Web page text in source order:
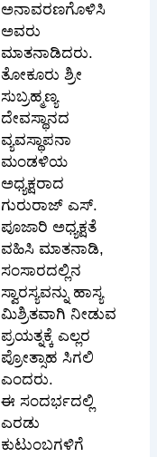
ಅನಾವರಣಗೊಳಿಸಿ
ಅವರು
ಮಾತನಾಡಿದರು.
ತೋಕೂರು ಶ್ರೀ
ಸುಬ್ರಹ್ಮಣ್ಯ
ದೇವಸ್ಥಾನದ
ವ್ಯವಸ್ಥಾಪನಾ
ಮಂಡಳಿಯ
ಅಧ್ಯಕ್ಷರಾದ
ಗುರುರಾಜ್ ಎಸ್.
ಪೂಜಾರಿ ಅಧ್ಯಕ್ಷತೆ
ವಹಿಸಿ ಮಾತನಾಡಿ,
ಸಂಸಾರದಲ್ಲಿನ
ಸ್ವಾರಸ್ಯವನ್ನು ಹಾಸ್ಯ
ಮಿಶ್ರಿತವಾಗಿ ನೀಡುವ
ಪ್ರಯತ್ನಕ್ಕೆ ಎಲ್ಲರ
ಪ್ರೋತ್ಸಾಹ ಸಿಗಲಿ
ಎಂದರು.
ಈ ಸಂದರ್ಭದಲ್ಲಿ
ಎರಡು
ಕುಟುಂಬಗಳಿಗೆ